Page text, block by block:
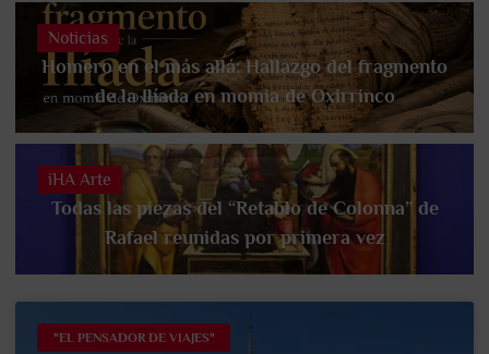
Noticias
Homero en el más allá: Hallazgo del fragmento
de la Ilíada en momia de Oxirrinco
iHA Arte
Todas las piezas del “Retablo de Colonna” de
Rafael reunidas por primera vez
"EL PENSADOR DE VIAJES"